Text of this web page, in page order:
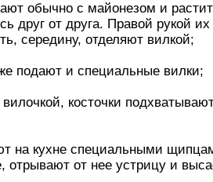
обычно с майонезом и
друг от друга. Правой рукой
середину, отделяют вилкой;
подают и специальные вилки;
косточки
на кухне специальными
от нее устрицу и